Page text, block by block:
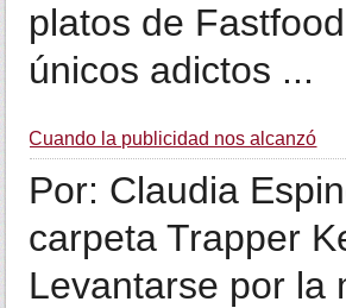
platos de
únicos adictos ...
Cuando la publicidad nos alcanzó
Por: Claudia
carpeta Trapper
Levantarse por la